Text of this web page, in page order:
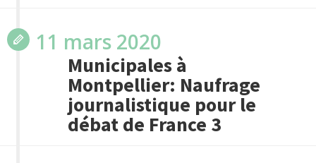
11 mars 2020
Municipales à
Montpellier: Naufrage
journalistique pour le
débat de France 3